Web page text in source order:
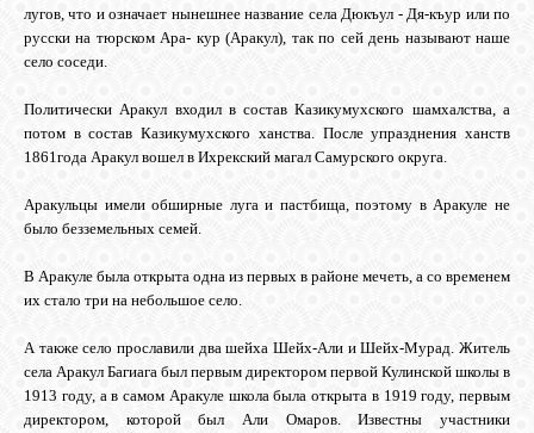
БИБЛИОТЕКА
ФОТО
лугов, что и означает нынешнее название села Дюкъул - Дя-къур или по
русски на тюрском Ара- кур (Аракул), так по сей день называют наше
село соседи.
Политически Аракул входил в состав Казикумухского шамхалства, а
потом в состав Казикумухского ханства. После упразднения ханств
1861года Аракул вошел в Ихрекский магал Самурского округа.
Аракульцы имели обширные луга и пастбища, поэтому в Аракуле не
было безземельных семей.
В Аракуле была открыта одна из первых в районе мечеть, а со временем
их стало три на небольшое село.
А также село прославили два шейха Шейх-Али и Шейх-Мурад. Житель
села Аракул Багиага был первым директором первой Кулинской школы в
1913 году, а в самом Аракуле школа была открыта в 1919 году, первым
директором, которой был Али Омаров. Известны участники